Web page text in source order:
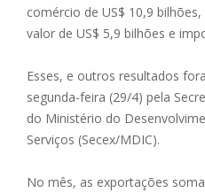
comércio de US$ 10,9
valor de US$ 5,9 bilhões e
Esses, e outros resultados
segunda-feira (29/4) pela
do Ministério do
Serviços (Secex/MDIC).
No mês, as exportações